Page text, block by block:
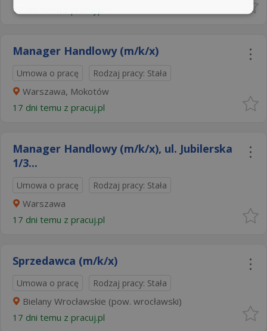
17 dni temu z
Manager Handlowy (m/k/x)
Umowa o pracę Rodzaj pracy: Stała
Warszawa, Mokotów
17 dni temu z pracuj.pl
Manager Handlowy (m/k/x), ul. Jubilerska
1/3...
Umowa o pracę Rodzaj pracy: Stała
Warszawa
17 dni temu z pracuj.pl
Sprzedawca (m/k/x)
Umowa o pracę Rodzaj pracy: Stała
Bielany Wrocławskie (pow. wrocławski)
17 dni temu z pracuj.pl